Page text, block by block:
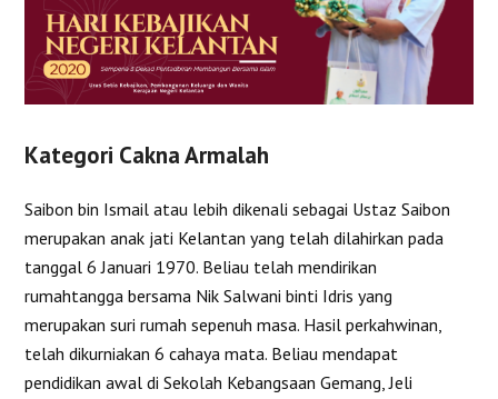
Kategori Cakna Armalah
Saibon bin Ismail atau lebih dikenali sebagai Ustaz Saibon
merupakan anak jati Kelantan yang telah dilahirkan pada
tanggal 6 Januari 1970. Beliau telah mendirikan
rumahtangga bersama Nik Salwani binti Idris yang
merupakan suri rumah sepenuh masa. Hasil perkahwinan,
telah dikurniakan 6 cahaya mata. Beliau mendapat
pendidikan awal di Sekolah Kebangsaan Gemang, Jeli